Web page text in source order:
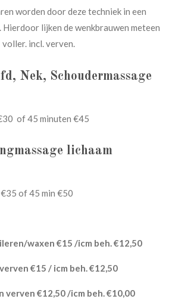
worden door deze techniek in een
lijken de wenkbrauwen meteen
voller. incl. verven.
Nek, Schoudermassage
minuten €45
lichaam
45 min €50
waxen €15 /icm beh. €12,50
€15 / icm beh. €12,50
verven €12,50 /icm beh. €10,00